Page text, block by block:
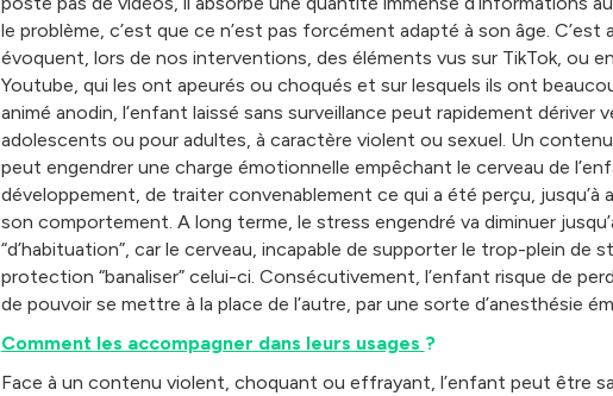
le problème, c’est que ce n’est pas forcément adapté à son âge.
évoquent, lors de nos interventions, des éléments vus sur TikTok, ou
Youtube, qui les ont apeurés ou choqués et sur lesquels ils ont
animé anodin, l’enfant laissé sans surveillance peut rapidement dériver
adolescents ou pour adultes, à caractère violent ou sexuel. Un contenu
peut engendrer une charge émotionnelle empêchant le cerveau de
développement, de traiter convenablement ce qui a été perçu, jusqu’à
son comportement. A long terme, le stress engendré va diminuer
“d’habituation”, car le cerveau, incapable de supporter le trop-plein de
protection “banaliser” celui-ci. Consécutivement, l’enfant risque de
de pouvoir se mettre à la place de l’autre, par une sorte d’anesthésie
Comment les accompagner dans leurs usages ?
Face à un contenu violent, choquant ou effrayant, l’enfant peut être